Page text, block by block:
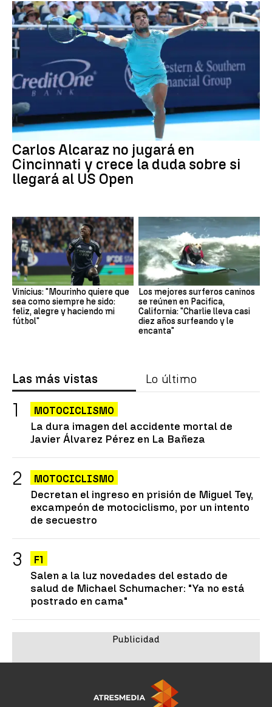
Carlos Alcaraz no jugará en
Cincinnati y crece la duda sobre si
llegará al US Open
Vinícius: "Mourinho quiere que
sea como siempre he sido:
feliz, alegre y haciendo mi
fútbol"
Los mejores surferos caninos
se reúnen en Pacifica,
California: "Charlie lleva casi
diez años surfeando y le
encanta"
Las más vistas Lo último
MOTOCICLISMO
La dura imagen del accidente mortal de
Javier Álvarez Pérez en La Bañeza
MOTOCICLISMO
Decretan el ingreso en prisión de Miguel Tey,
excampeón de motociclismo, por un intento
de secuestro
F1
Salen a la luz novedades del estado de
salud de Michael Schumacher: "Ya no está
postrado en cama"